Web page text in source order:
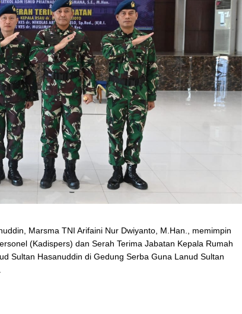
Marsma TNI Arifaini Nur Dwiyanto, M.Han., memimpin
(Kadispers) dan Serah Terima Jabatan Kepala Rumah
Sultan Hasanuddin di Gedung Serba Guna Lanud Sultan